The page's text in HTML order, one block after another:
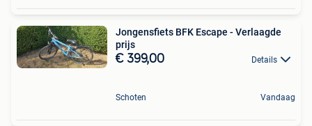
Jongensfiets BFK Escape - Verlaagde
prijs
€ 399,00 Details
Schoten Vandaag